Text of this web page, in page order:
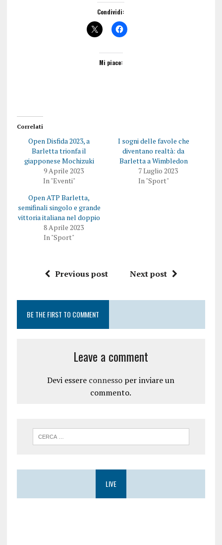
Condividi:
Mi piace:
Correlati
Open Disfida 2023, a
Barletta trionfa il
giapponese Mochizuki
9 Aprile 2023
In "Eventi"
I sogni delle favole che
diventano realtà: da
Barletta a Wimbledon
7 Luglio 2023
In "Sport"
Open ATP Barletta,
semifinali singolo e grande
vittoria italiana nel doppio
8 Aprile 2023
In "Sport"
Previous post Next post
BE THE FIRST TO COMMENT
Leave a comment
Devi essere connesso per inviare un
commento.
LIVE